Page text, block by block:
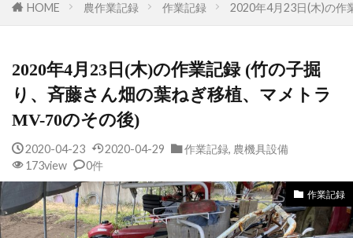
HOME 農作業記録 作業記録 2020年4月23日(木)の作
2020年4月23日(木)の作業記録 (竹の子掘
り、斉藤さん畑の葉ねぎ移植、マメトラ
MV-70のその後)
2020-04-23 2020-04-29 作業記録, 農機具設備
173view
0件
作業記録